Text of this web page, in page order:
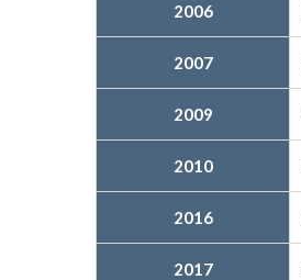
2006
2007
2009
2010
2016
2017